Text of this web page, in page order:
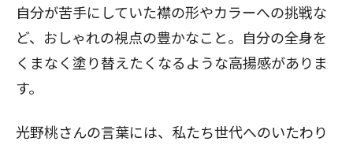
自分が苦手にしていた襟の形やカラーへの挑戦な
ど、おしゃれの視点の豊かなこと。自分の全身を
くまなく塗り替えたくなるような高揚感がありま
す。
光野桃さんの言葉には、私たち世代へのいたわり